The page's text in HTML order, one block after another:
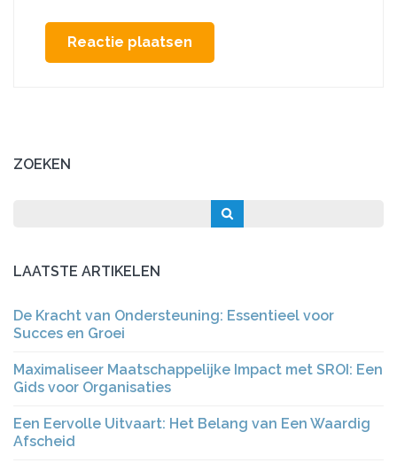
ZOEKEN
LAATSTE ARTIKELEN
De Kracht van Ondersteuning: Essentieel voor
Succes en Groei
Maximaliseer Maatschappelijke Impact met SROI: Een
Gids voor Organisaties
Een Eervolle Uitvaart: Het Belang van Een Waardig
Afscheid